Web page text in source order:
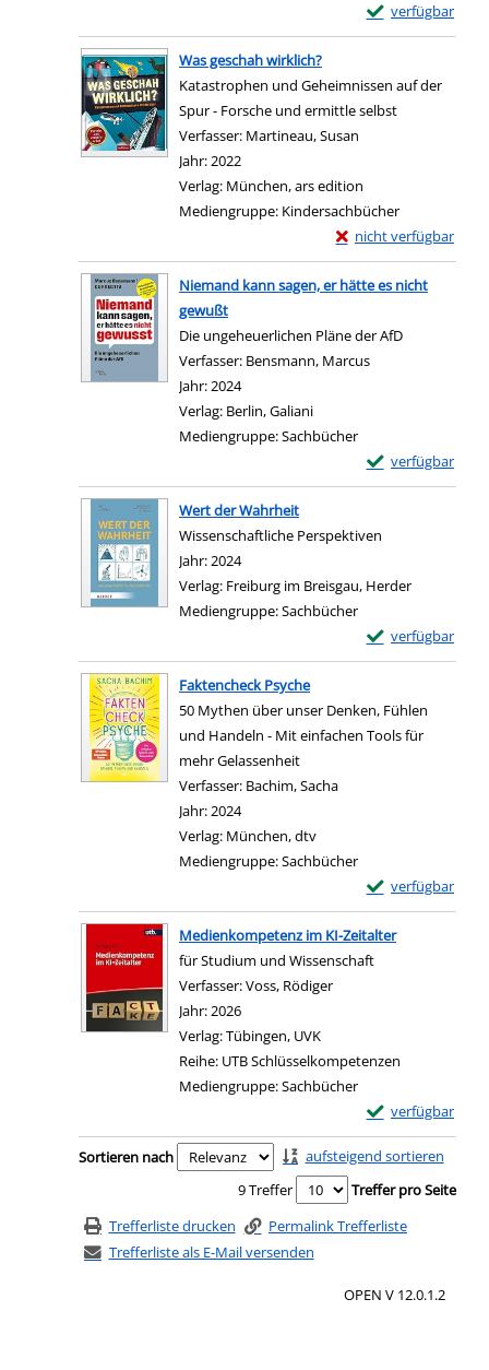
verfügbar
Exemplar-
Zum Download
Was geschah wirklich?
Katastrophen und Geheimnissen auf der
Spur - Forsche und ermittle selbst
Verfasser: Martineau, Susan
Jahr:2022
Verlag: München, ars edition
Mediengruppe: Kindersachbücher
nicht verfügbar
Exemplar-Details von
Zum Download von
Niemand kann sagen, er hätte es nicht
gewußt
Die ungeheuerlichen Pläne der AfD
Verfasser: Bensmann, Marcus
Jahr:2024
Verlag: Berlin, Galiani
Mediengruppe:Sachbücher
verfügbar
Exemplar-
Zum Download
Wert der Wahrheit
Wissenschaftliche Perspektiven
Suche nach diesem Verfasser
Jahr:2024
Verlag: Freiburg im Breisgau, Herder
Mediengruppe:Sachbücher
verfügbar
Exemplar-
Zum Download
Faktencheck Psyche
50 Mythen über unser Denken, Fühlen
und Handeln - Mit einfachen Tools für
mehr Gelassenheit
Verfasser: Bachim, Sacha
Jahr:2024
Verlag: München, dtv
Mediengruppe:Sachbücher
verfügbar
Exemplar-Details
Zum Download
Medienkompetenz im KI-Zeitalter
für Studium und Wissenschaft
Verfasser:Voss, Rödiger
Jahr:2026
Verlag:Tübingen, UVK
Reihe: UTB Schlüsselkompetenzen
Mediengruppe:Sachbücher
verfügbar
Exemplar-
Zum Download
Zu den Suchfiltern springen
Sortieren nach
aufsteigend sortieren
9 Treffer
Treffer pro Seite
Trefferliste drucken
Permalink Trefferliste
Trefferliste als E-Mail versenden
OPEN V 12.0.1.2